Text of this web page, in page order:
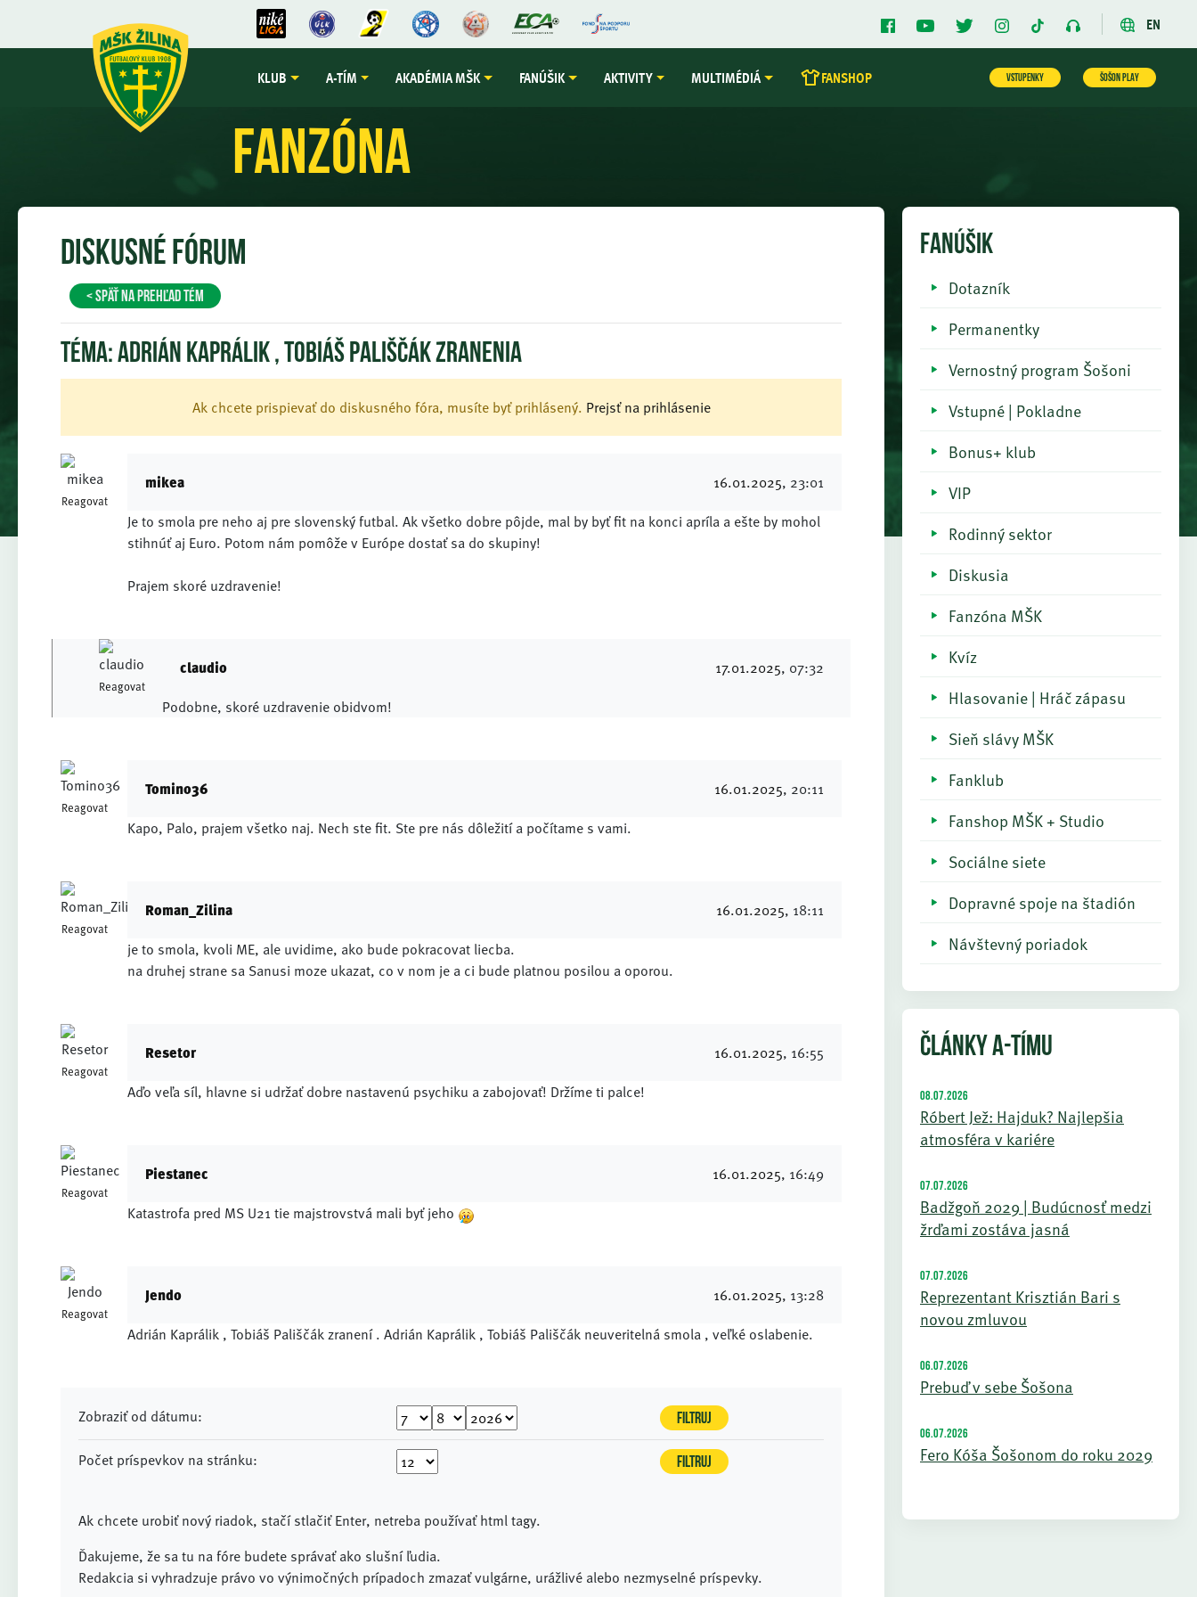
EN
KLUB A-TÍM AKADÉMIA MŠK FANÚŠIK AKTIVITY MULTIMÉDIÁ FANSHOP VSTUPENKY ŠOŠON PLAY
Fanzóna
Diskusné fórum
< späť na prehľad tém
Téma:Adrián Kaprálik , Tobiáš Pališčák zranenia
Ak chcete prispievať do diskusného fóra, musíte byť prihlásený. Prejsť na prihlásenie
Reagovat
mikea 16.01.2025, 23:01
Je to smola pre neho aj pre slovenský futbal. Ak všetko dobre pôjde, mal by byť fit na konci apríla a ešte by mohol
stihnúť aj Euro. Potom nám pomôže v Európe dostať sa do skupiny!
Prajem skoré uzdravenie!
Reagovat
claudio 17.01.2025, 07:32
Podobne, skoré uzdravenie obidvom!
Reagovat
Tomino36 16.01.2025, 20:11
Kapo, Palo, prajem všetko naj. Nech ste fit. Ste pre nás dôležití a počítame s vami.
Reagovat
Roman_Zilina 16.01.2025, 18:11
je to smola, kvoli ME, ale uvidime, ako bude pokracovat liecba.
na druhej strane sa Sanusi moze ukazat, co v nom je a ci bude platnou posilou a oporou.
Reagovat
Resetor 16.01.2025, 16:55
Aďo veľa síl, hlavne si udržať dobre nastavenú psychiku a zabojovať! Držíme ti palce!
Reagovat
Piestanec 16.01.2025, 16:49
Katastrofa pred MS U21 tie majstrovstvá mali byť jeho
Reagovat
Jendo 16.01.2025, 13:28
Adrián Kaprálik , Tobiáš Pališčák zranení . Adrián Kaprálik , Tobiáš Pališčák neuveritelná smola , veľké oslabenie.
Zobraziť od dátumu:
Počet príspevkov na stránku:
Ak chcete urobiť nový riadok, stačí stlačiť Enter, netreba používať html tagy.
Ďakujeme, že sa tu na fóre budete správať ako slušní ľudia.
Redakcia si vyhradzuje právo vo výnimočných prípadoch zmazať vulgárne, urážlivé alebo nezmyselné príspevky.
FANÚŠIK
Dotazník
Permanentky
Vernostný program Šošoni
Vstupné | Pokladne
Bonus+ klub
VIP
Rodinný sektor
Diskusia
Fanzóna MŠK
Kvíz
Hlasovanie | Hráč zápasu
Sieň slávy MŠK
Fanklub
Fanshop MŠK + Studio
Sociálne siete
Dopravné spoje na štadión
Návštevný poriadok
ČLÁNKY A-TÍMU
08.07.2026
Róbert Jež: Hajduk? Najlepšia
atmosféra v kariére
07.07.2026
Badžgoň 2029 | Budúcnosť medzi
žrďami zostáva jasná
07.07.2026
Reprezentant Krisztián Bari s
novou zmluvou
06.07.2026
Prebuď v sebe Šošona
06.07.2026
Fero Kóša Šošonom do roku 2029